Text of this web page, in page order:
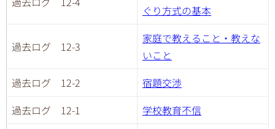
ぐり方式の基本
過去ログ 12-3
家庭で教えること・教えな
いこと
過去ログ 12-2
宿題交渉
過去ログ 12-1
学校教育不信